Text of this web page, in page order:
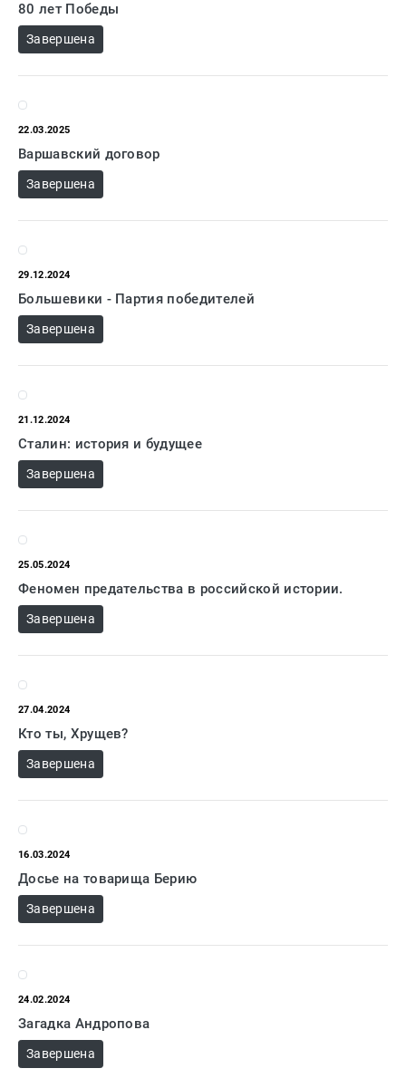
80 лет Победы
Завершена
22.03.2025
Варшавский договор
Завершена
29.12.2024
Большевики - Партия победителей
Завершена
21.12.2024
Сталин: история и будущее
Завершена
25.05.2024
Феномен предательства в российской истории.
Завершена
27.04.2024
Кто ты, Хрущев?
Завершена
16.03.2024
Досье на товарища Берию
Завершена
24.02.2024
Загадка Андропова
Завершена
Военная
история
Туризм
Разное
Закон
Красота
и
здоровье
Оптовикам
Мероприятия
Москва
pochta@den-
magazin.ru